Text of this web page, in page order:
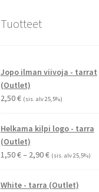
Tuotteet
Jopo ilman viivoja - tarrat
(Outlet)
2,50€ (sis. alv 25,5%)
Helkama kilpi logo - tarra
(Outlet)
1,50€– 2,90€Hintaluokka:
-
(sis. alv 25,5%)
White - tarra (Outlet)